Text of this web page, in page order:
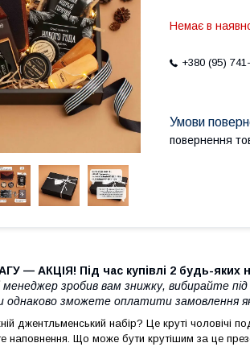
Немає в
+380 (95)
повернення
— АКЦІЯ! Під час купівлі 2 будь-яких
зробив вам знижку, вибирайте
однаково зможете оплатити замовлення
джентльменський набір? Це круті чоловічі
наповнення. Що може бути крутішим за це